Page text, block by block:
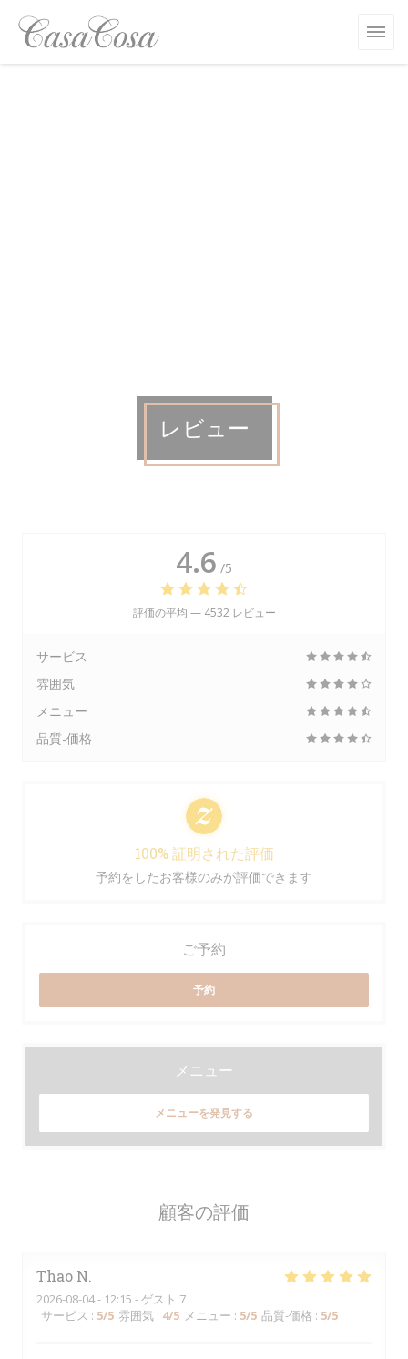
レビュー
顧客の評価
Thao N
2026-08-04- 12:15 - ゲスト 7
サービス : 5/5 雰囲気 : 4/5 メニュー : 5/5 品質-価格 : 5/5
4.6 /5
評価の平均 — 4532 レビュー
サービス
雰囲気
メニュー
品質-価格
100% 証明された評価
予約をしたお客様のみが評価できます
ご予約
予約
メニュー
メニューを発見する